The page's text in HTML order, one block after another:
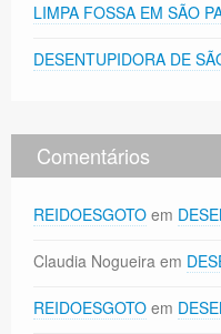
LIMPA FOSSA EM SÃO
DESENTUPIDORA DE
Comentários
REIDOESGOTO em
Claudia Nogueira em
REIDOESGOTO em